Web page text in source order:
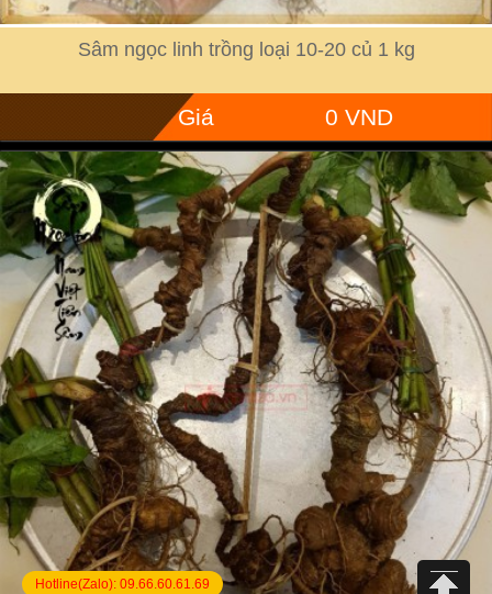
Sâm ngọc linh trồng loại 10-20 củ 1 kg
Giá 0 VND
Hotline(Zalo): 09.66.60.61.69